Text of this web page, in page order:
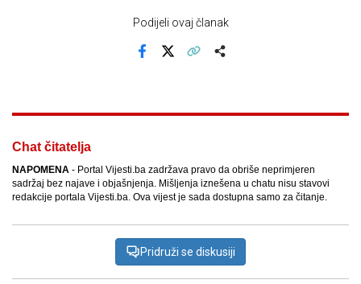
Podijeli ovaj članak
Chat čitatelja
NAPOMENA - Portal Vijesti.ba zadržava pravo da obriše neprimjeren
sadržaj bez najave i objašnjenja. Mišljenja iznešena u chatu nisu stavovi
redakcije portala Vijesti.ba. Ova vijest je sada dostupna samo za čitanje.
Pridruži se diskusiji